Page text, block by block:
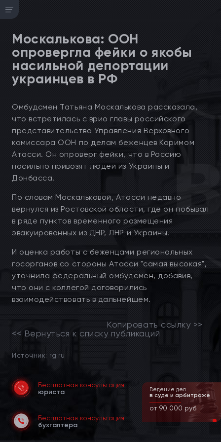
Москалькова: ООН
опровергла фейки о якобы
насильной депортации
украинцев в РФ
Омбудсмен Татьяна Москалькова рассказала,
что встретилась с врио главы российского
представительства Управления Верховного
комиссара ООН по делам беженцев Каримом
Атасси. Он опроверг фейки, что в Россию
насильно привозят людей из Украины и
Донбасса.
По словам Москальковой, Атасси недавно
вернулся из Ростовской области, где он побывал
в ряде пунктов временного размещения
эвакуированных из ДНР, ЛНР и Украины.
И оценка работы с беженцами региональных
госорганов со стороны Атасси "самая высокая",
уточнила федеральный омбудсмен, добавив,
что они с коллегой договорились
взаимодействовать в дальнейшем.
Копировать ссылку >>
<< Вернуться к списку публикаций
Источник: rg.ru
Бесплатная консультация
юриста
Бесплатная консультация
бухгалтера
Ведение дел
в суде и арбитраже
от 90 000 руб